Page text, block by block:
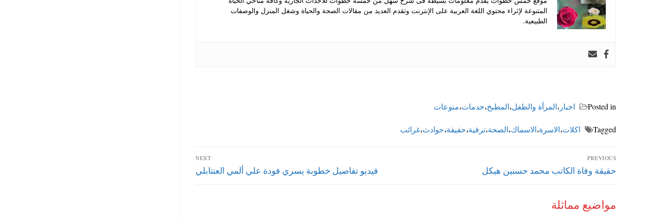
المتنوعة لإثراء محتوي اللغة العربية على الإنترنت وتقدم العديد من مقالات الصحة والحياة وشغل المنزل والوصفات
الطبيعية.
Posted in اخبار ،المرأة والطفل،المطبخ،خدمات،منوعات
Tagged اكلات،الاسرة،الاسماك،الصحة،ترفية،حقيقة،حوادث،غرائب
تصفّح
المقالات
PREVIOUS
Previous
حقيقة وفاة الكاتب محمد حسنين هيكل
NEXT
Next
فيديو تفاصيل خطوبة يسري فودة علي ألمي العنتابلي
مواضيع مماثلة